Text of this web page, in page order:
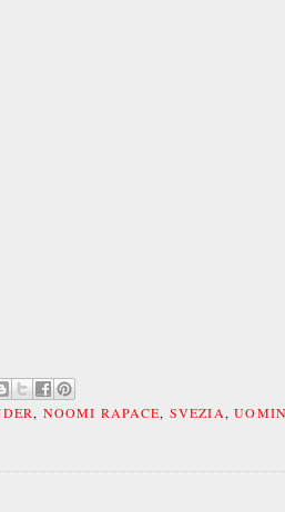
, NOOMI RAPACE, SVEZIA,